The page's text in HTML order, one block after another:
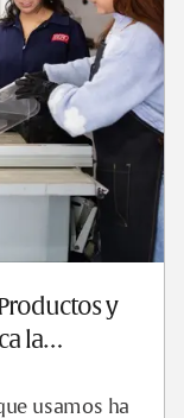
y
la
usamos ha